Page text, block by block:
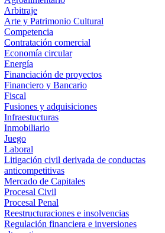
Arbitraje
Arte y Patrimonio Cultural
Competencia
Contratación comercial
Economía circular
Energía
Financiación de proyectos
Financiero y Bancario
Fiscal
Fusiones y adquisiciones
Infraestucturas
Inmobiliario
Juego
Laboral
Litigación civil derivada de conductas
anticompetitivas
Mercado de Capitales
Procesal Civil
Procesal Penal
Reestructuraciones e insolvencias
Regulación financiera e inversiones